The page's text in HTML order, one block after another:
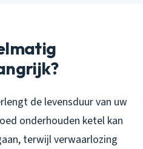
de levensduur van uw
onderhouden ketel kan
terwijl verwaarlozing